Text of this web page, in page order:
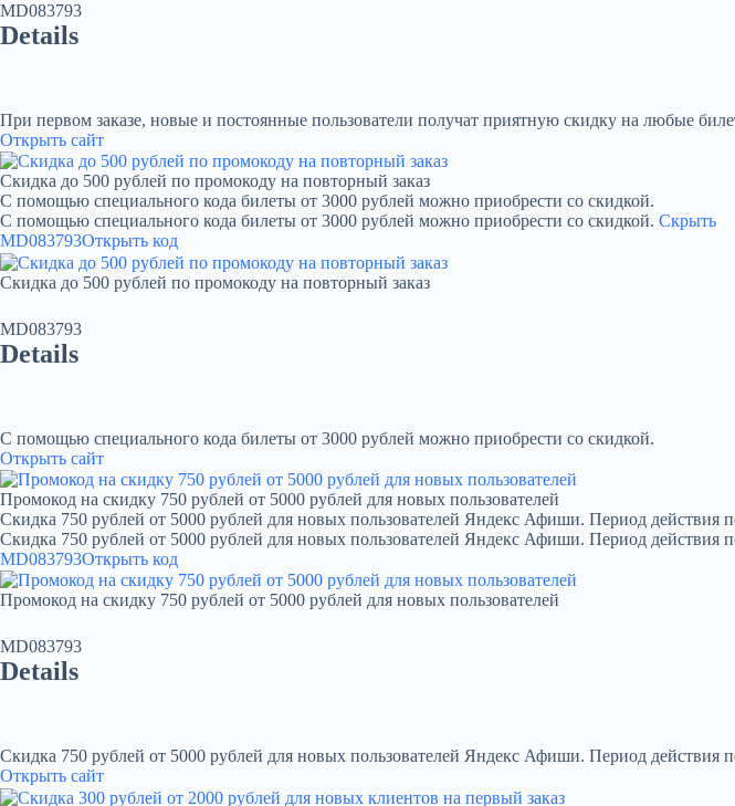
MD083793
Details
При первом заказе, новые и постоянные пользователи получат приятную скидку на любые
Открыть сайт
Скидка до 500 рублей по промокоду на повторный заказ
С помощью специального кода билеты от 3000 рублей можно приобрести со скидкой.
С помощью специального кода билеты от 3000 рублей можно приобрести со скидкой. Скрыть
MD083793Открыть код
Скидка до 500 рублей по промокоду на повторный заказ
MD083793
Details
С помощью специального кода билеты от 3000 рублей можно приобрести со скидкой.
Открыть сайт
Промокод на скидку 750 рублей от 5000 рублей для новых пользователей
Скидка 750 рублей от 5000 рублей для новых пользователей Яндекс Афиши. Период действия
Скидка 750 рублей от 5000 рублей для новых пользователей Яндекс Афиши. Период действия
MD083793Открыть код
Промокод на скидку 750 рублей от 5000 рублей для новых пользователей
MD083793
Details
Скидка 750 рублей от 5000 рублей для новых пользователей Яндекс Афиши. Период действия
Открыть сайт